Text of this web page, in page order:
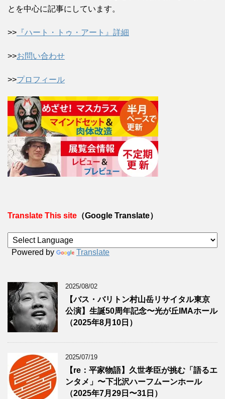
とを中心に記事にしています。
>> 『ハート・トゥ・アート』詳細
>>お問い合わせ
>>プロフィール
Translate This site （Google Translate）
Powered by Translate
2025/08/02
【バス・バリトン村山岳リサイタル東京
公演】生誕50周年記念〜光が丘IMAホール
（2025年8月10日）
2025/07/19
【re：平家物語】久世孝臣が挑む「語るエ
ンタメ」〜下北沢ハーフムーンホール
（2025年7月29日〜31日）